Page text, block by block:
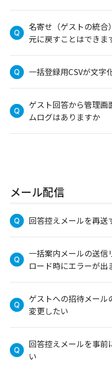
名寄せ（ゲストの統合
元に戻すことはできま
一括登録用CSVが文字
ゲスト回答から管理画
ムログはありますか
メール配信
回答控えメールを再
一括案内メールの送信
ロード時にエラーが出
ゲストへの招待メー
変更したい
回答控えメールを事前
い